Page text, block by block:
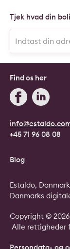
Tjek hvad din
+45 71 96 08 08
Find os her
Blog
Copyright ©
Alle rettigheder
Persondata- og
Estaldo,
Danmarks